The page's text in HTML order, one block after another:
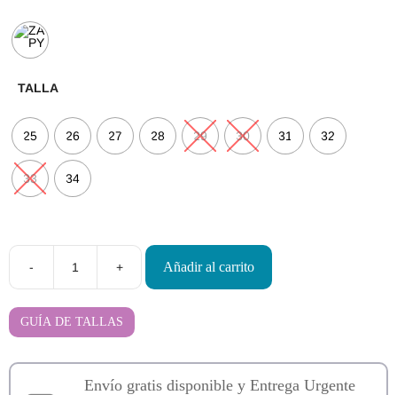
TALLA
25 26 27 28 29 30 31 32
33 34
-
Deportivas
Respetuosas
+ Añadir al carrito
GUÍA DE TALLAS
Envío gratis disponible y Entrega Urgente